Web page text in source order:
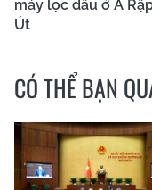
máy lọc dầu ở Ả
Út
CÓ THỂ BẠN